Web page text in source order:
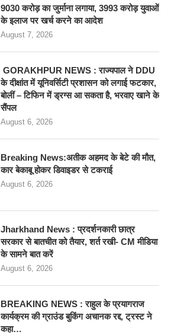
9030 करोड़ का जुर्माना लगाया, 3993 करोड़ युवाओं
के इलाज पर खर्च करने का आदेश
August 7, 2026
GORAKHPUR NEWS : राज्यपाल ने DDU
के दीक्षांत में यूनिवर्सिटी प्रशासन को लगाई फटकार,
बोलीं – टिफिन में ड्रग्स आ सकता है, भरवाए खाने के
सैंपल
August 6, 2026
Breaking News:अतीक अहमद के बेटे की मौत,
कार बेकाबू होकर डिवाइडर से टकराई
August 6, 2026
Jharkhand News : प्रदर्शनकारी छात्र
सरकार से बातचीत को तैयार, शर्त रखी- CM मीडिया
के सामने बात करें
August 6, 2026
BREAKING NEWS : राहुल के प्रयागराज
कार्यक्रम की ग्राउंड बुकिंग अचानक रद्द, ट्रस्ट ने
कहा…